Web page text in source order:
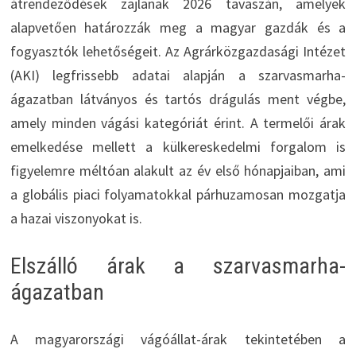
átrendeződések zajlanak 2026 tavaszán, amelyek
alapvetően határozzák meg a magyar gazdák és a
fogyasztók lehetőségeit. Az Agrárközgazdasági Intézet
(AKI) legfrissebb adatai alapján a szarvasmarha-
ágazatban látványos és tartós drágulás ment végbe,
amely minden vágási kategóriát érint. A termelői árak
emelkedése mellett a külkereskedelmi forgalom is
figyelemre méltóan alakult az év első hónapjaiban, ami
a globális piaci folyamatokkal párhuzamosan mozgatja
a hazai viszonyokat is.
Elszálló árak a szarvasmarha-
ágazatban
A magyarországi vágóállat-árak tekintetében a